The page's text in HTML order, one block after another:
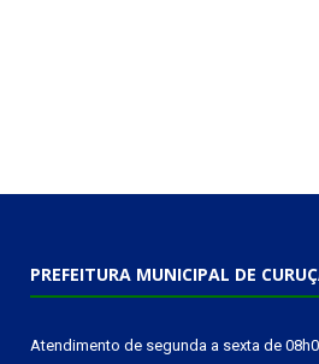
PREFEITURA MUNICIPAL DE
Atendimento de segunda a sexta de